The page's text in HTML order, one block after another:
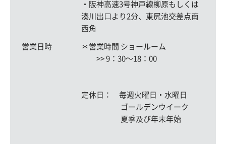
・阪神高速3号神戸線柳原もしくは
湊川出口より2分、東尻池交差点南
西角
営業日時
＊営業時間 ショールーム
>> 9：30〜18：00
定休日： 毎週火曜日・水曜日
ゴールデンウイーク
夏季及び年末年始